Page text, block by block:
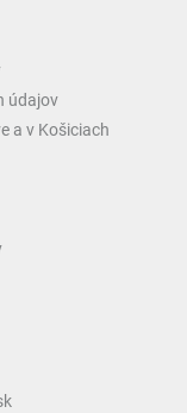
údajov
a v Košiciach